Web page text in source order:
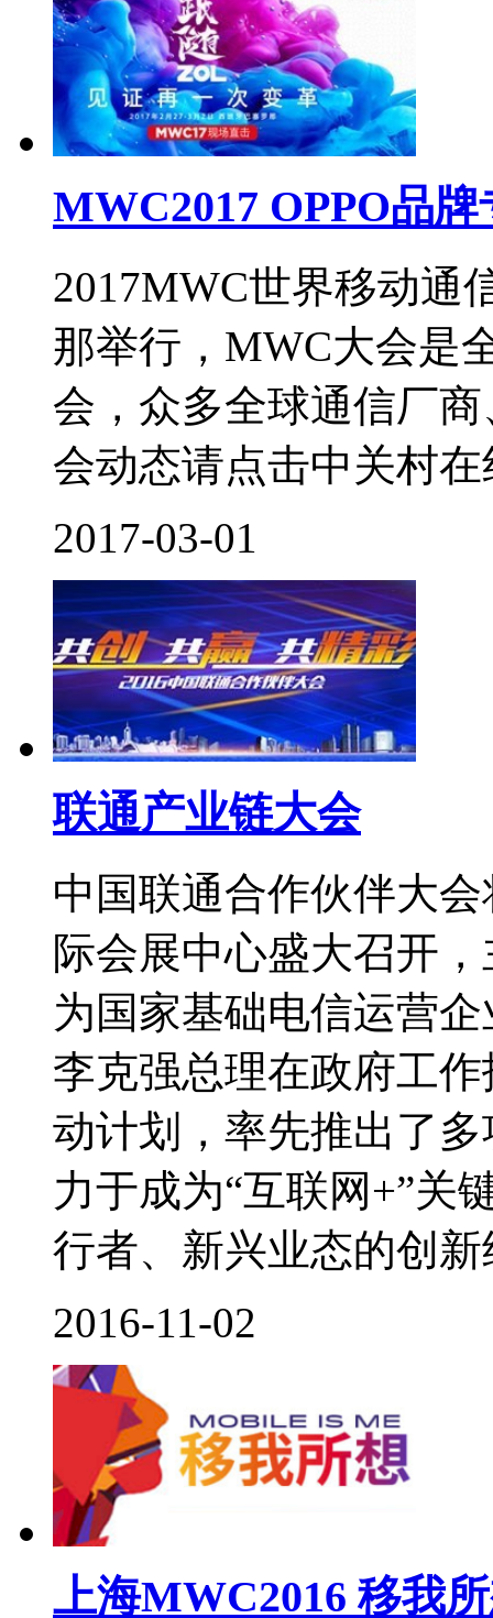
MWC2017 OPPO品牌
2017MWC世界移动通
那举行，MWC大会是
会，众多全球通信厂
会动态请点击中关村在
2017-03-01
联通产业链大会
中国联通合作伙伴大
际会展中心盛大召开
为国家基础电信运营
李克强总理在政府工
动计划，率先推出了
力于成为“互联网+”关
行者、新兴业态的创
2016-11-02
上海MWC2016 移我